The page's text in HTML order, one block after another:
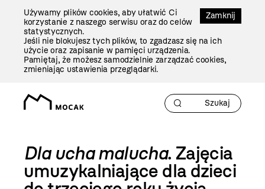
Zamknij
Używamy plików cookies, aby ułatwić Ci
korzystanie z naszego serwisu oraz do celów
statystycznych.
Jeśli nie blokujesz tych plików, to zgadzasz się na ich
użycie oraz zapisanie w pamięci urządzenia.
Pamiętaj, że możesz samodzielnie zarządzać cookies,
zmieniając ustawienia przeglądarki.
Dla ucha malucha. Zajęcia
umuzykalniające dla dzieci